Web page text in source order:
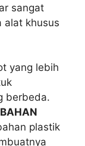
sangat
alat khusus
yang lebih
berbeda.
plastik